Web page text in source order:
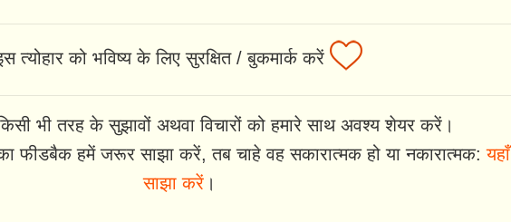
त्योहार को भविष्य के लिए सुरक्षित / बुकमार्क करें
भी तरह के सुझावों अथवा विचारों को हमारे साथ अवश्य शेयर करें।
फीडबैक हमें जरूर साझा करें, तब चाहे वह सकारात्मक हो या नकारात्मक:यहाँ
साझा करें।